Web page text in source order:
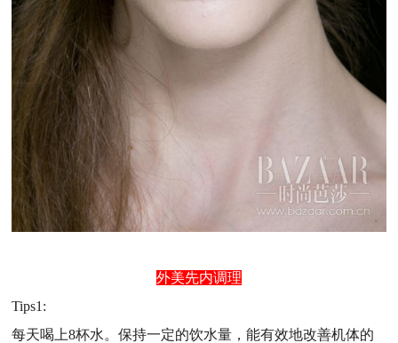
外美先内调理
Tips1:
每天喝上8杯水。保持一定的饮水量，能有效地改善机体的